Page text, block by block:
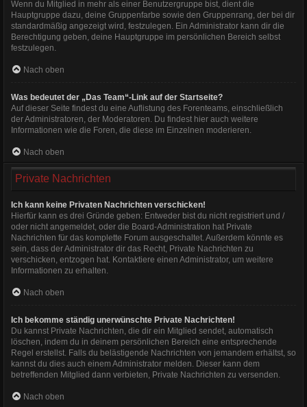
Wenn du Mitglied in mehr als einer Benutzergruppe bist, dient die
Hauptgruppe dazu, deine Gruppenfarbe sowie den Gruppenrang, der bei dir
standardmäßig angezeigt wird, festzulegen. Ein Administrator kann dir die
Berechtigung geben, deine Hauptgruppe im persönlichen Bereich selbst
festzulegen.
Nach oben
Was bedeutet der „Das Team“-Link auf der Startseite?
Auf dieser Seite findest du eine Auflistung des Forenteams, einschließlich
der Administratoren, der Moderatoren. Du findest hier auch weitere
Informationen wie die Foren, die diese im Einzelnen moderieren.
Nach oben
Private Nachrichten
Ich kann keine Privaten Nachrichten verschicken!
Hierfür kann es drei Gründe geben: Entweder bist du nicht registriert und /
oder nicht angemeldet, oder die Board-Administration hat Private
Nachrichten für das komplette Forum ausgeschaltet. Außerdem könnte es
sein, dass der Administrator dir das Recht, Private Nachrichten zu
verschicken, entzogen hat. Kontaktiere einen Administrator, um weitere
Informationen zu erhalten.
Nach oben
Ich bekomme ständig unerwünschte Private Nachrichten!
Du kannst Private Nachrichten, die dir ein Mitglied sendet, automatisch
löschen, indem du in deinem persönlichen Bereich eine entsprechende
Regel erstellst. Falls du belästigende Nachrichten von jemandem erhältst, so
kannst du dies auch einem Administrator melden. Dieser kann dem
betreffenden Mitglied dann verbieten, Private Nachrichten zu versenden.
Nach oben